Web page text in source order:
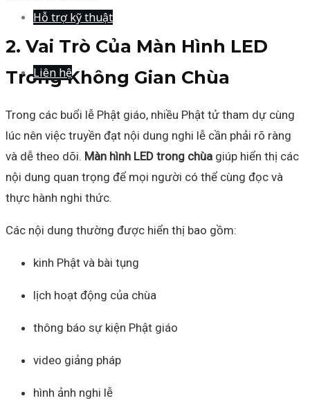
Hỗ trợ kỹ thuật
Liên hệ
2. Vai Trò Của Màn Hình LED
Trong Không Gian Chùa
Trong các buổi lễ Phật giáo, nhiều Phật tử tham dự cùng
lúc nên việc truyền đạt nội dung nghi lễ cần phải rõ ràng
và dễ theo dõi. Màn hình LED trong chùa giúp hiển thị các
nội dung quan trọng để mọi người có thể cùng đọc và
thực hành nghi thức.
Các nội dung thường được hiển thị bao gồm:
kinh Phật và bài tụng
lịch hoạt động của chùa
thông báo sự kiện Phật giáo
video giảng pháp
hình ảnh nghi lễ